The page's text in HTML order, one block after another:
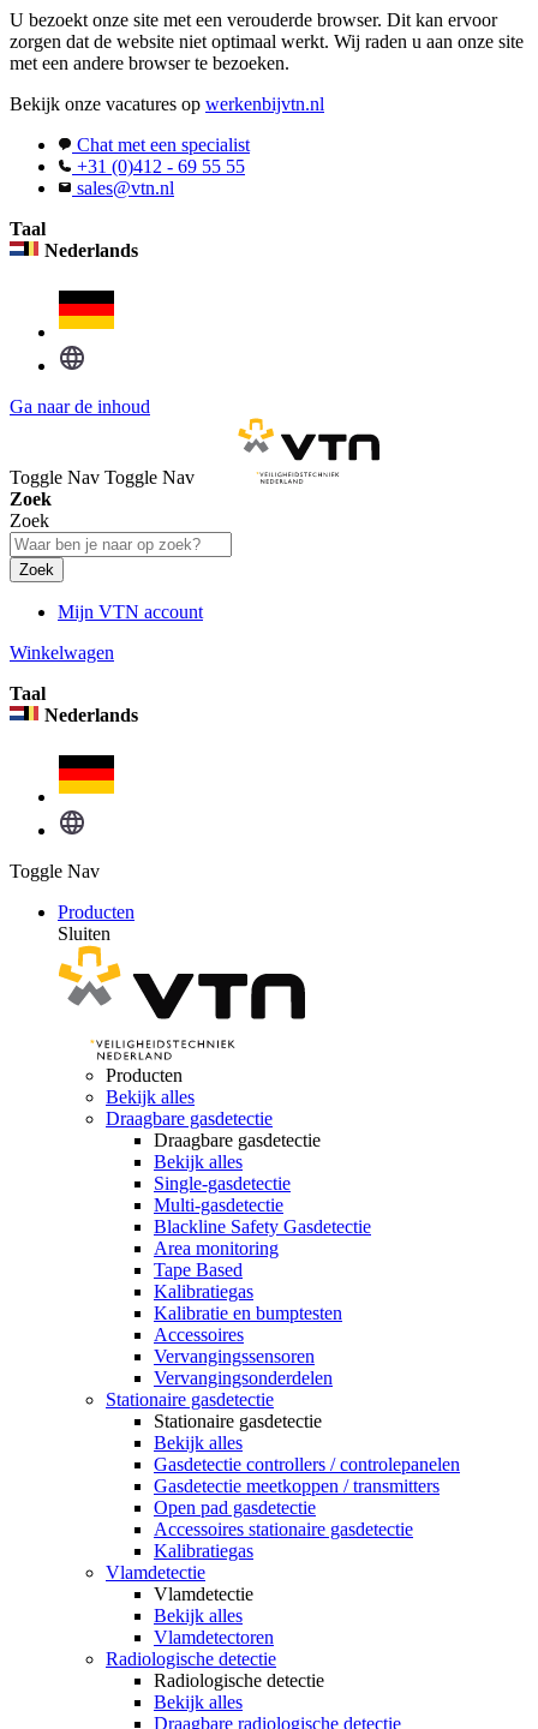
U bezoekt onze site met een verouderde browser. Dit kan ervoor
zorgen dat de website niet optimaal werkt. Wij raden u aan onze site
met een andere browser te bezoeken.
Bekijk onze vacatures op werkenbijvtn.nl
Chat met een specialist
+31 (0)412 - 69 55 55
sales@vtn.nl
Taal
Nederlands
Ga naar de inhoud
Toggle Nav Toggle Nav
Zoek
Zoek
Zoek
Mijn VTN account
Winkelwagen
Taal
Nederlands
Toggle Nav
Producten
Sluiten
Producten
Bekijk alles
Draagbare gasdetectie
Draagbare gasdetectie
Bekijk alles
Single-gasdetectie
Multi-gasdetectie
Blackline Safety Gasdetectie
Area monitoring
Tape Based
Kalibratiegas
Kalibratie en bumptesten
Accessoires
Vervangingssensoren
Vervangingsonderdelen
Stationaire gasdetectie
Stationaire gasdetectie
Bekijk alles
Gasdetectie controllers / controlepanelen
Gasdetectie meetkoppen / transmitters
Open pad gasdetectie
Accessoires stationaire gasdetectie
Kalibratiegas
Vlamdetectie
Vlamdetectie
Bekijk alles
Vlamdetectoren
Radiologische detectie
Radiologische detectie
Bekijk alles
Draagbare radiologische detectie